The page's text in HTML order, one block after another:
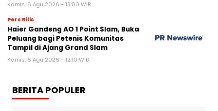
Kamis, 6 Agu 2026 - 13:00 WIB
Pers Rilis
Haier Gandeng AO 1 Point Slam, Buka
Peluang bagi Petenis Komunitas
Tampil di Ajang Grand Slam
Kamis, 6 Agu 2026 - 12:10 WIB
BERITA POPULER